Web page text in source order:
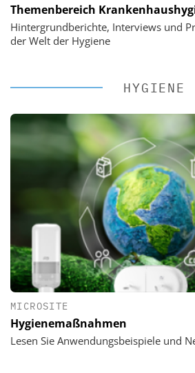
Themenbereich
Hintergrundberichte, Interviews und
der Welt der Hygiene
HYGIENE
MICROSITE
Hygienemaßnahmen
Lesen Sie Anwendungsbeispiele und